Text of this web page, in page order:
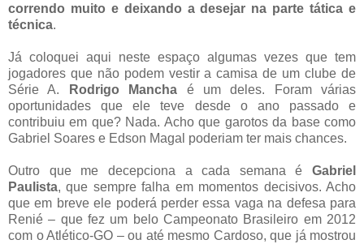
correndo muito e deixando a desejar na parte tática e
técnica.
Já coloquei aqui neste espaço algumas vezes que tem
jogadores que não podem vestir a camisa de um clube de
Série A.
Rodrigo Mancha é um deles. Foram várias
oportunidades que ele teve desde o ano passado e
contribuiu em que? Nada. Acho que garotos da base como
Gabriel Soares e Edson Magal poderiam ter mais chances.
Outro que me decepciona a cada semana é Gabriel
Paulista, que sempre falha em momentos decisivos. Acho
que em breve ele poderá perder essa vaga na defesa para
Renié – que fez um belo Campeonato Brasileiro em 2012
com o Atlético-GO – ou até mesmo Cardoso, que já mostrou